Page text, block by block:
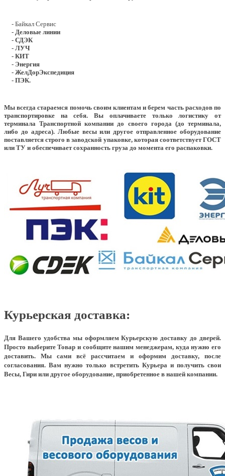
- Байкал Сервис
- Деловые линии
- СДЭК
- ЛУЧ
- КИТ
- Энергия
- ЖелДорЭкспедиция
- ПЭК.
Мы всегда стараемся помочь своим клиентам и берем часть расходов по
транспортировке на себя. Вы оплачиваете только логистику от
терминала Транспортной компании до своего города (до терминала,
либо до адреса). Любые весы или другое отправленное оборудование
поставляется строго в заводской упаковке, которая соответствует ГОСТ
или ТУ и обеспечивает сохранность груза до момента его распаковки.
Курьерская доставка:
Для Вашего удобства мы оформляем Курьерскую доставку до дверей.
Просто выберите Товар и сообщите нашим менеджерам, куда нужно его
доставить. Мы сами всё рассчитаем и оформим доставку, после
согласования. Вам нужно только встретить Курьера и получить свои
Весы, Гири или другое оборудование, приобретенное в нашей компании.